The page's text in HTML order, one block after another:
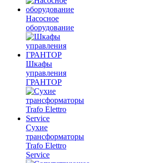
Насосное
оборудование
Шкафы
управления
ГРАНТОР
Сухие
трансформаторы
Trafo Elettro
Service